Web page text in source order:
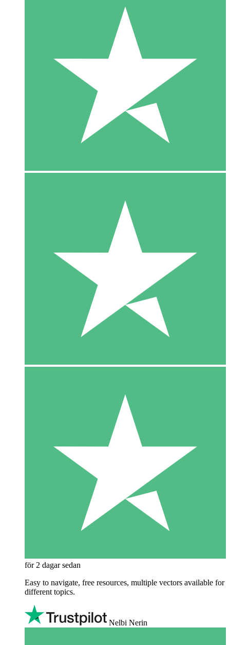
för 2 dagar sedan
Easy to navigate, free resources, multiple vectors available for
different topics.
Nelbi Nerin